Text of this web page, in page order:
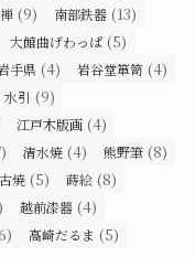
(9) 南部鉄器 (13)
大館曲げわっぱ (5)
手県 (4) 岩谷堂箪笥 (4)
水引 (9)
江戸木版画 (4)
清水焼 (4) 熊野筆 (8)
焼 (5) 蒔絵 (8)
越前漆器 (4)
高崎だるま (5)